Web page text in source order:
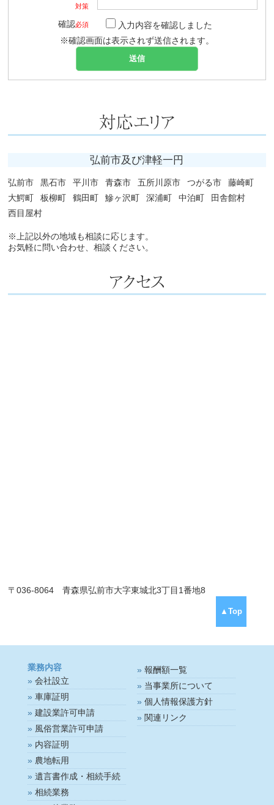
対策
確認必須
入力内容を確認しました
※確認画面は表示されず送信されます。
弘前市及び津軽一円
弘前市 黒石市 平川市 青森市 五所川原市 つがる市
藤崎町
大鰐町
板柳町 鶴田町 鰺ヶ沢町 深浦町 中泊町
田舎館村
西目屋村
※上記以外の地域も相談に応じます。
お気軽に問い合わせ、相談ください。
〒036-8064 青森県弘前市大字東城北3丁目1番地8
▲Top
業務内容
会社設立
車庫証明
建設業許可申請
風俗営業許可申請
内容証明
農地転用
遺言書作成・相続手続
相続業務
報酬額一覧
当事業所について
個人情報保護方針
関連リンク